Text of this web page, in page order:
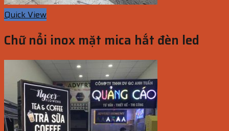
Quick View
Chữ nổi inox mặt mica hắt đèn led